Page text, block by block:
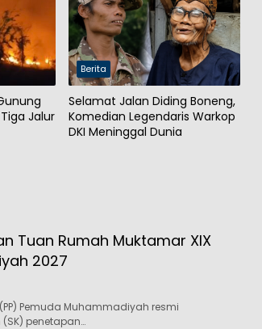
Jalur
Berita
Selamat Jalan Diding Boneng,
Komedian Legendaris Warkop
DKI Meninggal Dunia
Tuan Rumah Muktamar XIX
2027
(PP) Pemuda Muhammadiyah resmi
penetapan…